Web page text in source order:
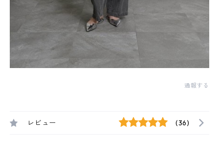
通報する
レビュー (36)